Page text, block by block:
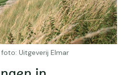
Uitgeverij Elmar